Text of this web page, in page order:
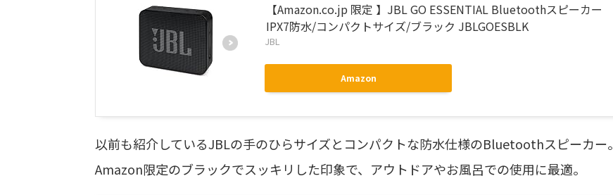
【Amazon.co.jp 限定 】JBL GO ESSENTIAL Bluetoothスピーカー
IPX7防水/コンパクトサイズ/ブラック JBLGOESBLK
JBL
Amazon
以前も紹介しているJBLの手のひらサイズとコンパクトな防水仕様のBluetoothスピーカー。
Amazon限定のブラックでスッキリした印象で、アウトドアやお風呂での使用に最適。